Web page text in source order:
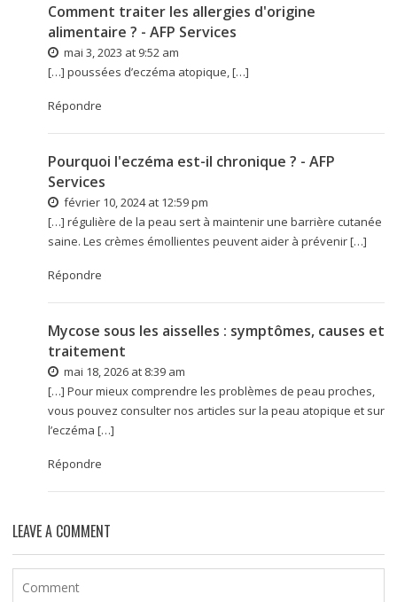
Comment traiter les allergies d'origine
alimentaire ? - AFP Services
mai 3, 2023 at 9:52 am
[…] poussées d’eczéma atopique, […]
Répondre
Pourquoi l'eczéma est-il chronique ? - AFP
Services
février 10, 2024 at 12:59 pm
[…] régulière de la peau sert à maintenir une barrière cutanée
saine. Les crèmes émollientes peuvent aider à prévenir […]
Répondre
Mycose sous les aisselles : symptômes, causes et
traitement
mai 18, 2026 at 8:39 am
[…] Pour mieux comprendre les problèmes de peau proches,
vous pouvez consulter nos articles sur la peau atopique et sur
l’eczéma […]
Répondre
LEAVE A COMMENT